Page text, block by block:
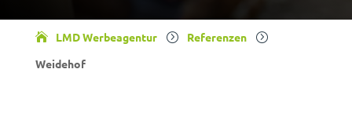
LMD Werbeagentur = Referenzen =
Weidehof